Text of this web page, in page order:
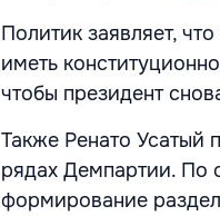
Политик заявляет,
иметь
чтобы президент
Также Ренато Усатый
рядах Демпартии. По
формирование